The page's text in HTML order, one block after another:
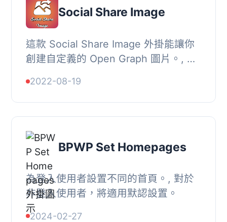
Social Share Image
這款 Social Share Image 外掛能讓你
創建自定義的 Open Graph 圖片。, 如
Image” 標籤。, 選擇圖片背景顏...
2022-08-19
BPWP Set Homepages
為登入使用者設置不同的首頁。, 對於
非登入使用者，將適用默認設置。
2024-02-27